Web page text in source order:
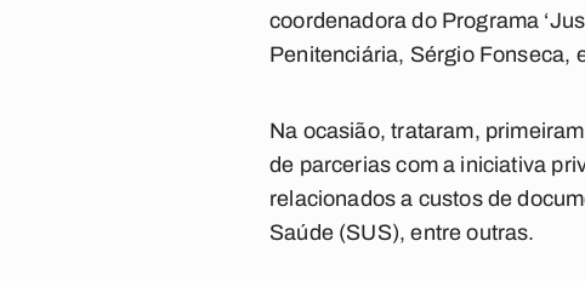
coordenadora do Programa
Penitenciária, Sérgio Fonseca,
Na ocasião, trataram,
de parcerias com a iniciativa
relacionados a custos de
Saúde (SUS), entre outras.